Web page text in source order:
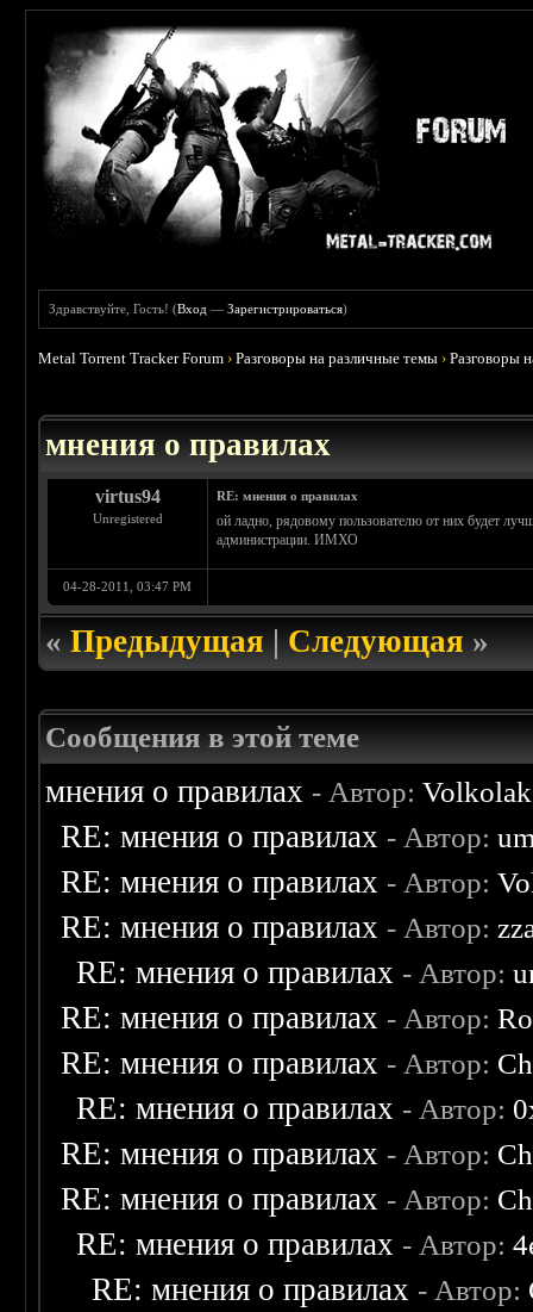
Здравствуйте, Гость! (Вход —Зарегистрироваться)
Metal Torrent Tracker Forum ›Разговоры на различные темы ›Разговоры
мнения о правилах
virtus94
Unregistered
RE: мнения о правилах
ой ладно, рядовому пользователю от них будет
администрации. ИМХО
04-28-2011, 03:47 PM
«Предыдущая|Следующая»
Сообщения в этой теме
мнения о правилах - Автор:Volkolak
RE: мнения о правилах - Автор:
RE: мнения о правилах - Автор:
RE: мнения о правилах - Автор:
RE: мнения о правилах - Автор:
RE: мнения о правилах - Автор:
RE: мнения о правилах - Автор:
RE: мнения о правилах - Автор:
RE: мнения о правилах - Автор:
RE: мнения о правилах - Автор:
RE: мнения о правилах - Автор:
RE: мнения о правилах - Автор: